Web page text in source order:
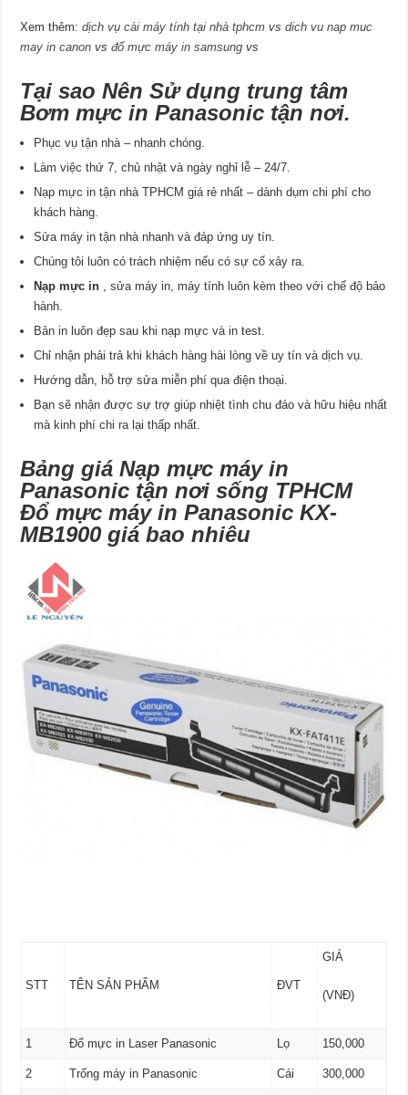
Xem thêm:dịch vụ cài máy tính tại nhà tphcm vsdich vu nap muc
may in canon vsđổ mực máy in samsung vs
Tại sao Nên Sử dụng trung tâm
Bơm mực in Panasonic tận nơi.
Phục vụ tận nhà – nhanh chóng.
Làm việc thứ 7, chủ nhật và ngày nghỉ lễ – 24/7.
Nạp mực in tận nhà TPHCM giá rẻ nhất – dành dụm chi phí cho
khách hàng.
Sửa máy in tận nhà nhanh và đáp ứng uy tín.
Chúng tôi luôn có trách nhiệm nếu có sự cố xảy ra.
Nạp mực in , sửa máy in, máy tính luôn kèm theo với chế độ bảo
hành.
Bản in luôn đẹp sau khi nạp mực và in test.
Chỉ nhận phải trả khi khách hàng hài lòng về uy tín và dịch vụ.
Hướng dẫn, hỗ trợ sửa miễn phí qua điện thoại.
Bạn sẽ nhận được sự trợ giúp nhiệt tình chu đáo và hữu hiệu nhất
mà kinh phí chi ra lại thấp nhất.
Bảng giá Nạp mực máy in
Panasonic tận nơi sống TPHCM
Đổ mực máy in Panasonic KX-
MB1900 giá bao nhiêu
STT TÊN SẢN PHẨM ĐVT
GIÁ
(VNĐ)
1 Đổ mực in Laser Panasonic Lọ 150,000
2 Trống máy in Panasonic Cái 300,000